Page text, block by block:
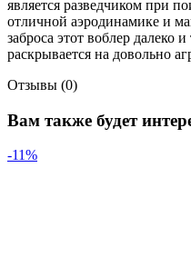
является разведчиком при
отличной аэродинамике и
заброса этот воблер далеко
раскрывается на довольно
Отзывы (0)
Вам также будет
-11%